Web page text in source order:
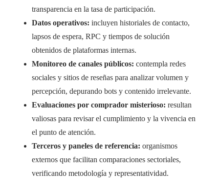
transparencia en la tasa de participación.
Datos operativos: incluyen historiales de contacto,
lapsos de espera, RPC y tiempos de solución
obtenidos de plataformas internas.
Monitoreo de canales públicos: contempla redes
sociales y sitios de reseñas para analizar volumen y
percepción, depurando bots y contenido irrelevante.
Evaluaciones por comprador misterioso: resultan
valiosas para revisar el cumplimiento y la vivencia en
el punto de atención.
Terceros y paneles de referencia: organismos
externos que facilitan comparaciones sectoriales,
verificando metodología y representatividad.